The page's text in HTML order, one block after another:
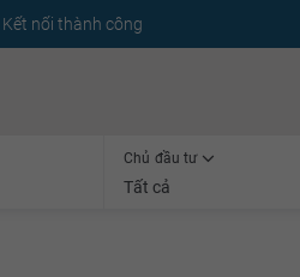
Kết nối thành công
Chủ đầu tư
Tất cả